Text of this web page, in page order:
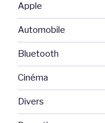
Apple
Automobile
Bluetooth
Cinéma
Divers